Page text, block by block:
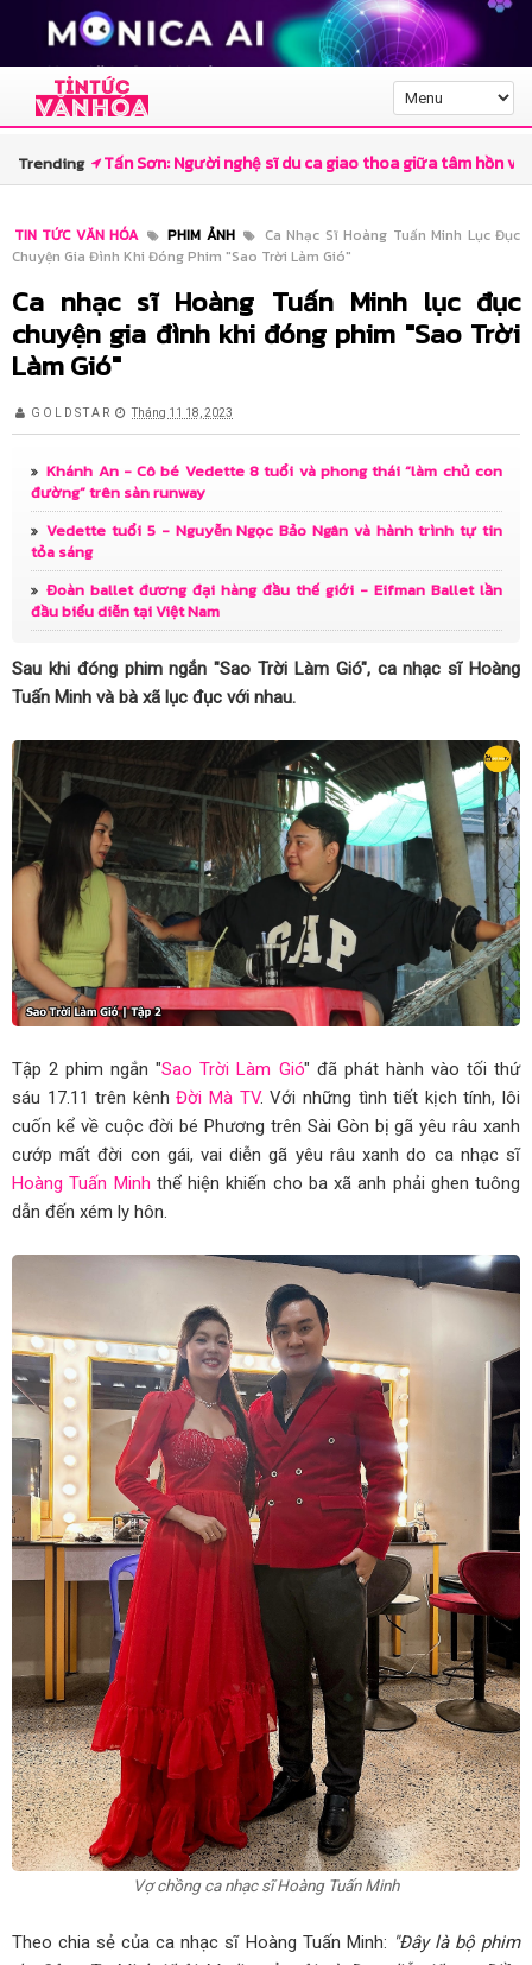
Trending
Tấn Sơn: Người nghệ sĩ du ca giao thoa giữa tâm hồn và
Nhà thơ Lê Minh Quốc và góc nhìn văn chương về “Ngẫm
– Cười” của Trần Minh Cường
Canva đưa sáng tạo ứng dụng AI tại Việt Nam bước vào
mạnh cho nhu cầu 2026 hay chỉ “vừa đủ dùng”?
Ra mắt sách “Tâm hồn của Minh”: Hành trình đồng hành
cùng trẻ tự kỉ
30 năm hợp tác thương mại Việt - Mỹ vượt thách thức,
mở không gian phát triển mới
thiếu niên Việt Nam
Thí sinh Ngô Thị Kiều Anh được đánh giá là thí sinh nhiều
màu sắc cho Hoa hậu Du lịch Việt Nam
Lê Phạm Linh Đan - Bản lĩnh dẫn đầu và hành trình tự
hào khẳng định cá tính
Khánh An - Cô bé Vedette 8 tuổi và phong thái “làm chủ
con đường” trên sàn runway
Vedette tuổi 5 - Nguyễn Ngọc Bảo Ngân và hành trình tự
tin tỏa sáng
Đoàn ballet đương đại hàng đầu thế giới - Eifman Ballet
lần đầu biểu diễn tại Việt Nam
Lê Minh Khang - Cậu bé 9 tuổi bản lĩnh trở thành Đại sứ
The Aura - T.A Generation
ATG - Công ty âm nhạc dần khẳng định đẳng cấp qua
mùa 1 “Giọng Hát Vàng ATG Việt Nam”
Hoa Hậu Doanh Nhân Châu Á 2024 Nguyễn Thị Kim Dung
Gây Ấn Tượng Khi Ngồi Ghế Giám Khảo Tại Huế
Nguyễn Phương Nhã Hân - Tỏa sáng bằng đam mê và sự
nỗ lực bền bỉ
Lê Trần Anh Khôi - Mẫu nhí tiềm năng và hành trình theo
đuổi ánh đèn sân khấu
Lisa Tran Triumphantly Wins “Double Titles” at the Miss
Global Peace Entrepreneur 2025 Pageant
Vicky Vân Anh: Sự bí ẩn lôi cuốn là điều kiện cần của một
TIN TỨC VĂN HÓA PHIM ẢNH
Ca Nhạc Sĩ Hoàng Tuấn Minh Lục Đục
Chuyện Gia Đình Khi Đóng Phim "Sao Trời Làm Gió"
Ca nhạc sĩ Hoàng Tuấn Minh lục đục
chuyện gia đình khi đóng phim "Sao Trời
Làm Gió"
G O L D S T A R Tháng 11 18, 2023
Khánh An - Cô bé Vedette 8 tuổi và phong thái “làm chủ con
đường” trên sàn runway
Vedette tuổi 5 - Nguyễn Ngọc Bảo Ngân và hành trình tự tin
tỏa sáng
Đoàn ballet đương đại hàng đầu thế giới - Eifman Ballet lần
đầu biểu diễn tại Việt Nam
Sau khi đóng phim ngắn "Sao Trời Làm Gió", ca nhạc sĩ Hoàng
Tuấn Minh và bà xã lục đục với nhau.
Tập 2 phim ngắn "Sao Trời Làm Gió" đã phát hành vào tối thứ
sáu 17.11 trên kênhĐời Mà TV. Với những tình tiết kịch tính, lôi
cuốn kể về cuộc đời bé Phương trên Sài Gòn bị gã yêu râu xanh
cướp mất đời con gái, vai diễn gã yêu râu xanh do ca nhạc sĩ
Hoàng Tuấn Minh thể hiện khiến cho ba xã anh phải ghen tuông
dẫn đến xém ly hôn.
Vợ chồng ca nhạc sĩ Hoàng Tuấn Minh
Theo chia sẻ của ca nhạc sĩ Hoàng Tuấn Minh: "Đây là bộ phim